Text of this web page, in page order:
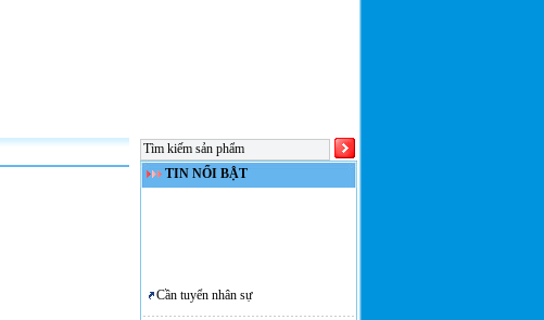
TIN NỔI BẬT